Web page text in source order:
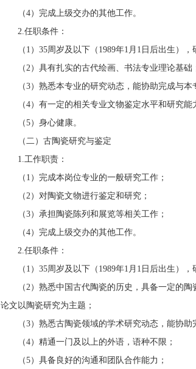
（4）完成上级交办的其他工作。
2.任职条件：
（1）35周岁及以下（1989年1月1日后出生），
（2）具有扎实的古代绘画、书法专业理论基础
（3）熟悉本专业的研究动态，能协助完成与本
（4）有一定的相关专业文物鉴定水平和研究能
（5）身心健康。
（二）古陶瓷研究与鉴定
1.工作职责：
（1）完成本岗位专业的一般研究工作；
（2）对陶瓷文物进行鉴定和研究；
（3）承担陶瓷陈列和展览等相关工作；
（4）完成上级交办的其他工作。
2.任职条件：
（1）35周岁及以下（1989年1月1日后出生），
（2）熟悉中国古代陶瓷的历史，具备一定的陶
论文以陶瓷研究为主题；
（3）熟悉古陶瓷领域的学术研究动态，能协助
（4）精通一门及以上的外语，语种不限；
（5）具备良好的沟通和团队合作能力；